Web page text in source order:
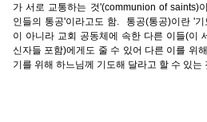
가 서로 교통하는 것'(communion of saints)
인들의 통공'이라고도 함. 통공(통공)이란 '
이 아니라 교회 공동체에 속한 다른 이들(이
신자들 포함)에게도 줄 수 있어 다른 이를 위
기를 위해 하느님께 기도해 달라고 할 수 있는